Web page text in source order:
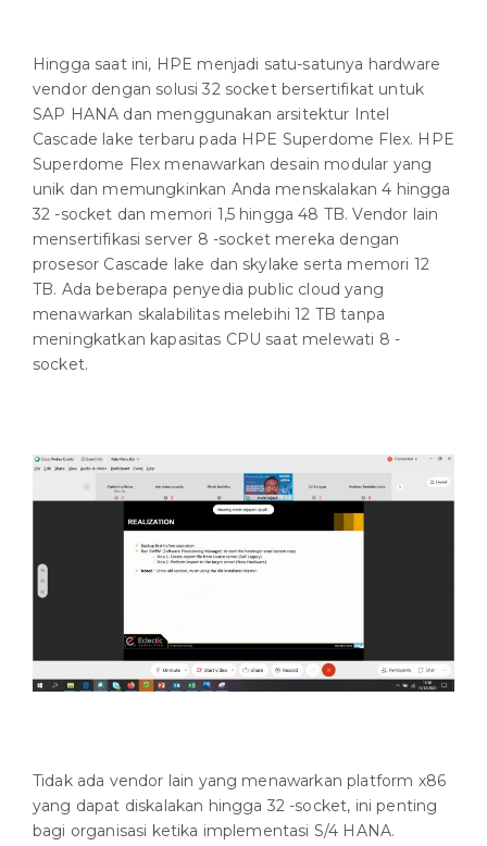
Hingga saat ini, HPE menjadi satu-satunya hardware
vendor dengan solusi 32 socket bersertifikat untuk
SAP HANA dan menggunakan arsitektur Intel
Cascade lake terbaru pada HPE Superdome Flex. HPE
Superdome Flex menawarkan desain modular yang
unik dan memungkinkan Anda menskalakan 4 hingga
32 -socket dan memori 1,5 hingga 48 TB. Vendor lain
mensertifikasi server 8 -socket mereka dengan
prosesor Cascade lake dan skylake serta memori 12
TB. Ada beberapa penyedia public cloud yang
menawarkan skalabilitas melebihi 12 TB tanpa
meningkatkan kapasitas CPU saat melewati 8 -
socket.
Tidak ada vendor lain yang menawarkan platform x86
yang dapat diskalakan hingga 32 -socket, ini penting
bagi organisasi ketika implementasi S/4 HANA.